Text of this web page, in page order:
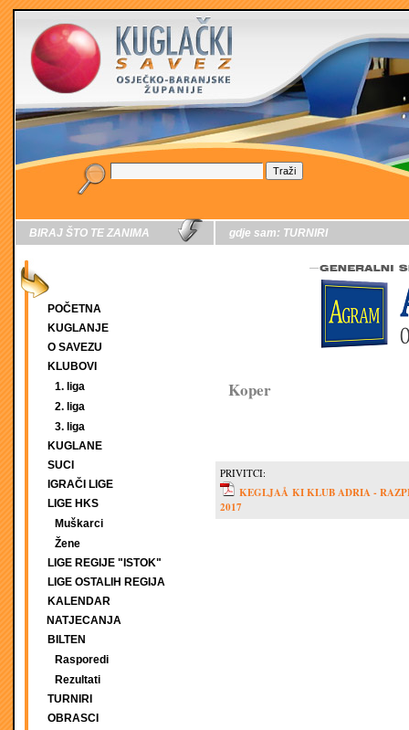
BIRAJ ŠTO TE ZANIMA
POČETNA
KUGLANJE
O SAVEZU
KLUBOVI
1. liga
2. liga
3. liga
KUGLANE
SUCI
IGRAČI LIGE
LIGE HKS
Muškarci
Žene
LIGE REGIJE "ISTOK"
LIGE OSTALIH REGIJA
KALENDAR
NATJECANJA
BILTEN
Rasporedi
Rezultati
TURNIRI
OBRASCI
gdje sam: TURNIRI
Koper
PRIVITCI:
KEGLJAÅ KI KLUB ADRIA -
2017